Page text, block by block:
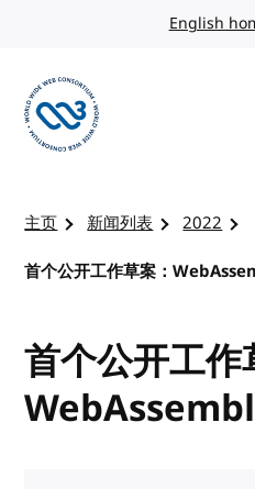
English
主页 新闻列表
2022
首个公开工作草案：
首个公开工作